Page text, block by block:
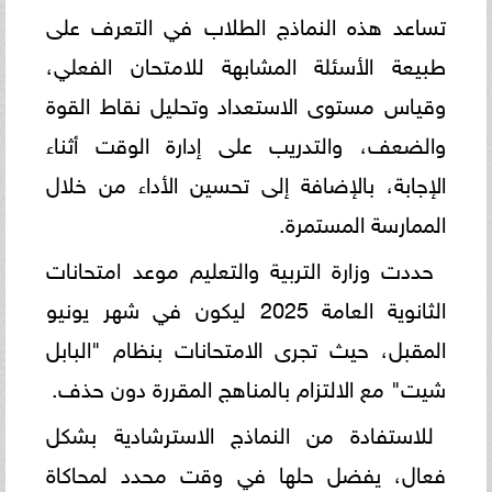
تساعد هذه النماذج الطلاب في التعرف على
طبيعة الأسئلة المشابهة للامتحان الفعلي،
وقياس مستوى الاستعداد وتحليل نقاط القوة
والضعف، والتدريب على إدارة الوقت أثناء
الإجابة، بالإضافة إلى تحسين الأداء من خلال
الممارسة المستمرة.
حددت وزارة التربية والتعليم موعد امتحانات
الثانوية العامة 2025 ليكون في شهر يونيو
المقبل، حيث تجرى الامتحانات بنظام "البابل
شيت" مع الالتزام بالمناهج المقررة دون حذف.
للاستفادة من النماذج الاسترشادية بشكل
فعال، يفضل حلها في وقت محدد لمحاكاة